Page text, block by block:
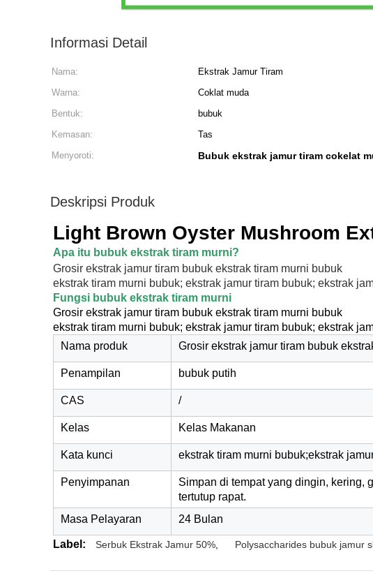
Informasi Detail
Nama: Ekstrak Jamur Tiram
Warna:
Coklat muda
Bentuk:
bubuk
Kemasan:
Tas
Menyoroti:
Bubuk ekstrak jamur tiram cokelat
Deskripsi Produk
Light Brown Oyster Mushroom
Apa itu bubuk ekstrak tiram murni?
Grosir ekstrak jamur tiram bubuk ekstrak tiram murni bubuk
ekstrak tiram murni bubuk; ekstrak jamur tiram bubuk; ekstrak
Fungsi bubuk ekstrak tiram murni
Grosir ekstrak jamur tiram bubuk ekstrak tiram murni bubuk
ekstrak tiram murni bubuk; ekstrak jamur tiram bubuk; ekstrak
Nama produk
Grosir ekstrak jamur tiram bubuk
Penampilan bubuk putih
CAS /
Kelas Kelas Makanan
Kata kunci ekstrak tiram murni bubuk;ekstrak
Penyimpanan
Simpan di tempat yang dingin, kering,
tertutup rapat.
Masa Pelayaran
24 Bulan
Label: Serbuk Ekstrak Jamur 50% Polysaccharides bubuk jamur